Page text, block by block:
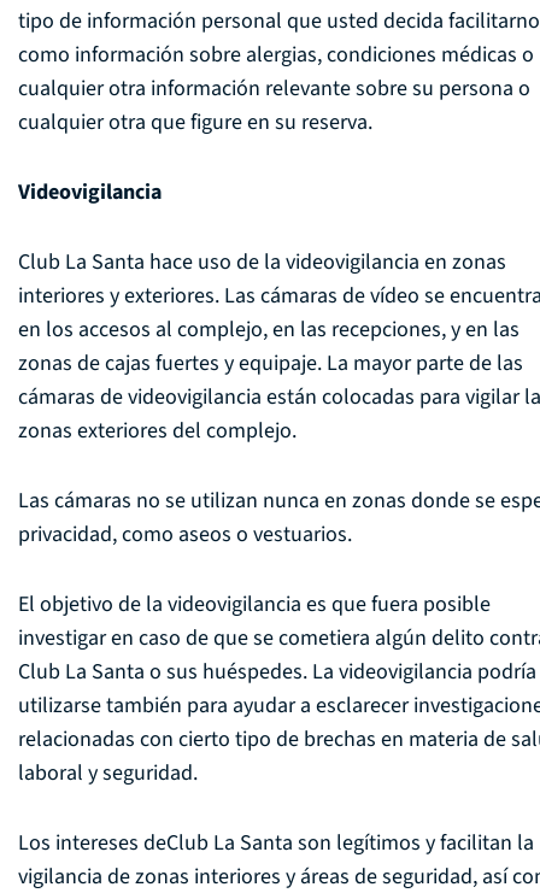
tipo de información personal que usted decida
como información sobre alergias, condiciones médicas o
cualquier otra información relevante sobre su persona o
cualquier otra que figure en su reserva.
Videovigilancia
Club La Santa hace uso de la videovigilancia en zonas
interiores y exteriores. Las cámaras de vídeo se
en los accesos al complejo, en las recepciones, y en las
zonas de cajas fuertes y equipaje. La mayor parte de las
cámaras de videovigilancia están colocadas para vigilar
zonas exteriores del complejo.
Las cámaras no se utilizan nunca en zonas donde se
privacidad, como aseos o vestuarios.
El objetivo de la videovigilancia es que fuera posible
investigar en caso de que se cometiera algún delito
Club La Santa o sus huéspedes. La videovigilancia podría
utilizarse también para ayudar a esclarecer
relacionadas con cierto tipo de brechas en materia de
laboral y seguridad.
Los intereses deClub La Santa son legítimos y facilitan la
vigilancia de zonas interiores y áreas de seguridad, así